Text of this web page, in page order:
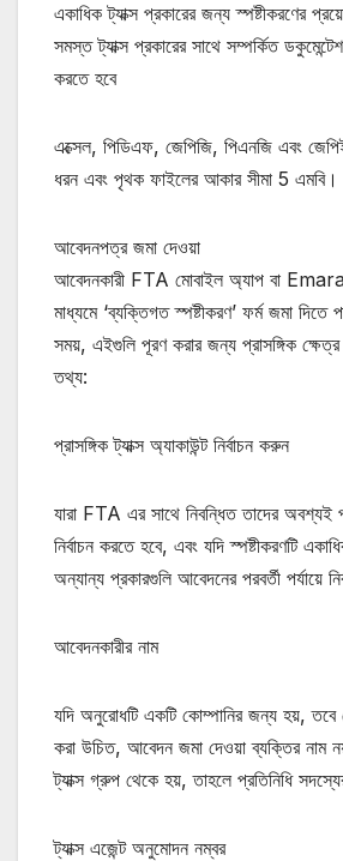
একাধিক ট্যাক্স প্রকারের জন্য স্পষ্টীকরণের
সমস্ত ট্যাক্স প্রকারের সাথে সম্পর্কিত
করতে হবে
এক্সেল, পিডিএফ, জেপিজি, পিএনজি এবং
ধরন এবং পৃথক ফাইলের আকার সীমা 5 এমবি।
আবেদনপত্র জমা দেওয়া
আবেদনকারী FTA মোবাইল অ্যাপ বা
মাধ্যমে ‘ব্যক্তিগত স্পষ্টীকরণ’ ফর্ম জমা
সময়, এইগুলি পূরণ করার জন্য প্রাসঙ্গিক
তথ্য:
প্রাসঙ্গিক ট্যাক্স অ্যাকাউন্ট নির্বাচন করুন
যারা FTA এর সাথে নিবন্ধিত তাদের অবশ্যই
নির্বাচন করতে হবে, এবং যদি স্পষ্টীকরণটি
অন্যান্য প্রকারগুলি আবেদনের পরবর্তী পর্যায়ে
আবেদনকারীর নাম
যদি অনুরোধটি একটি কোম্পানির জন্য হয়, তবে
করা উচিত, আবেদন জমা দেওয়া ব্যক্তির নাম
ট্যাক্স গ্রুপ থেকে হয়, তাহলে প্রতিনিধি
ট্যাক্স এজেন্ট অনুমোদন নম্বর